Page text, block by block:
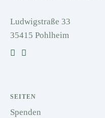
Ludwigstraße 33
35415 Pohlheim
SEITEN
Spenden